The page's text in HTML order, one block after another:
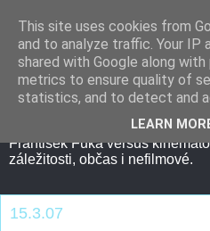
František Fuka versus
záležitosti, občas i nefilmové.
15.3.07
This site uses cookies from
and to analyze traffic. Your IP
shared with Google along
metrics to ensure quality of
statistics, and to detect and
LEARN